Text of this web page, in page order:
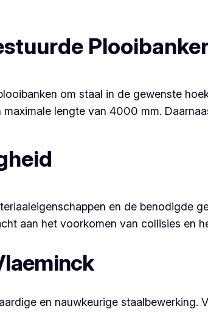
om staal in de gewenste
lengte van 4000 mm.
en de benodigde
aan het voorkomen van collisies en
en nauwkeurige staalbewerking.